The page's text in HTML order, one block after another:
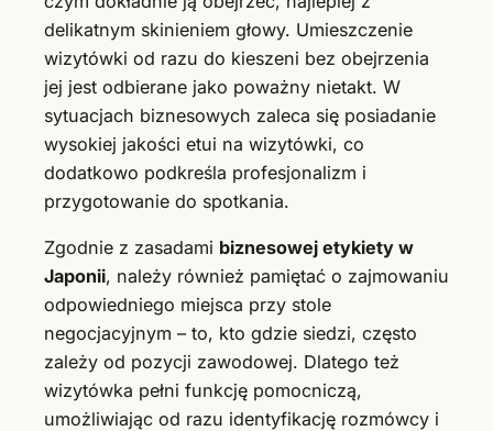
delikatnym skinieniem głowy. Umieszczenie
wizytówki od razu do kieszeni bez obejrzenia
jej jest odbierane jako poważny nietakt. W
sytuacjach biznesowych zaleca się posiadanie
wysokiej jakości etui na wizytówki, co
dodatkowo podkreśla profesjonalizm i
przygotowanie do spotkania.
Zgodnie z zasadami biznesowej etykiety w
Japonii, należy również pamiętać o zajmowaniu
odpowiedniego miejsca przy stole
negocjacyjnym – to, kto gdzie siedzi, często
zależy od pozycji zawodowej. Dlatego też
wizytówka pełni funkcję pomocniczą,
umożliwiając od razu identyfikację rozmówcy i